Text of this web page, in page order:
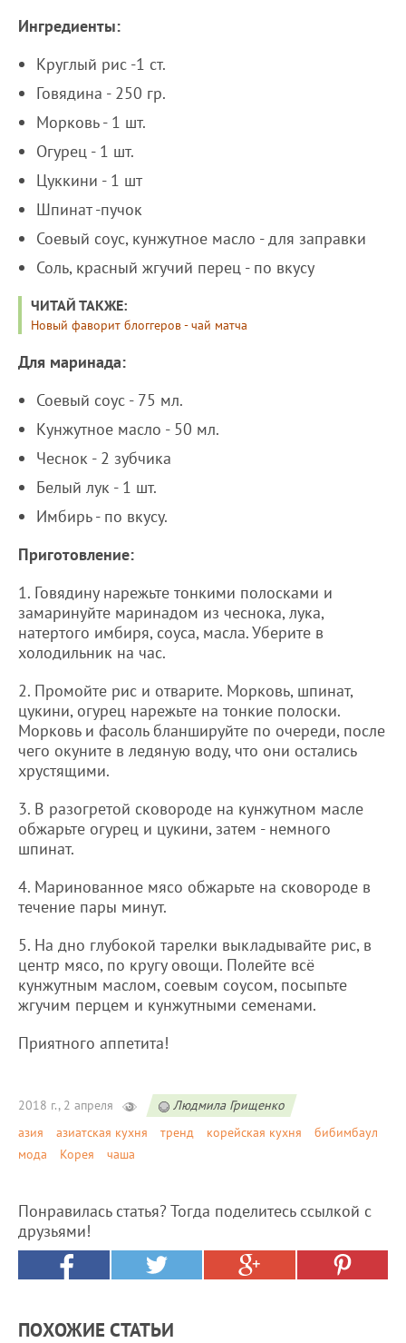
Ингредиенты:
Круглый рис -1 ст.
Говядина - 250 гр.
Морковь - 1 шт.
Огурец - 1 шт.
Цуккини - 1 шт
Шпинат -пучок
Соевый соус, кунжутное масло - для заправки
Соль, красный жгучий перец - по вкусу
ЧИТАЙ ТАКЖЕ:
Новый фаворит блоггеров - чай матча
Для маринада:
Соевый соус - 75 мл.
Кунжутное масло - 50 мл.
Чеснок - 2 зубчика
Белый лук - 1 шт.
Имбирь - по вкусу.
Приготовление:
1. Говядину нарежьте тонкими полосками и
замаринуйте маринадом из чеснока, лука,
натертого имбиря, соуса, масла. Уберите в
холодильник на час.
2. Промойте рис и отварите. Морковь, шпинат,
цукини, огурец нарежьте на тонкие полоски.
Морковь и фасоль бланшируйте по очереди, после
чего окуните в ледяную воду, что они остались
хрустящими.
3. В разогретой сковороде на кунжутном масле
обжарьте огурец и цукини, затем - немного
шпинат.
4. Маринованное мясо обжарьте на сковороде в
течение пары минут.
5. На дно глубокой тарелки выкладывайте рис, в
центр мясо, по кругу овощи. Полейте всё
кунжутным маслом, соевым соусом, посыпьте
жгучим перцем и кунжутными семенами.
Приятного аппетита!
2018 г., 2 апреля
Людмила Грищенко
азия
азиатская кухня тренд корейская кухня
бибимбаул
мода
Корея чаша
Понравилась статья? Тогда поделитесь ссылкой с
друзьями!
ПОХОЖИЕ СТАТЬИ